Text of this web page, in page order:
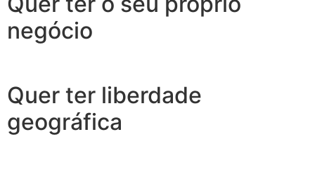
negócio
Quer ter liberdade
geográfica